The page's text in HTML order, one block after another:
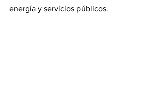
energía y servicios públicos.